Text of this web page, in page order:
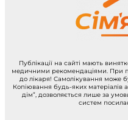
Публікації на сайті мають
медичними рекомендаціями. При
до лікаря! Самолікування може
Копіювання будь-яких матеріалів
дім”, дозволяється лише за
систем